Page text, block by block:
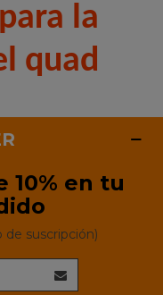
la
quad
10% en tu
suscripción)